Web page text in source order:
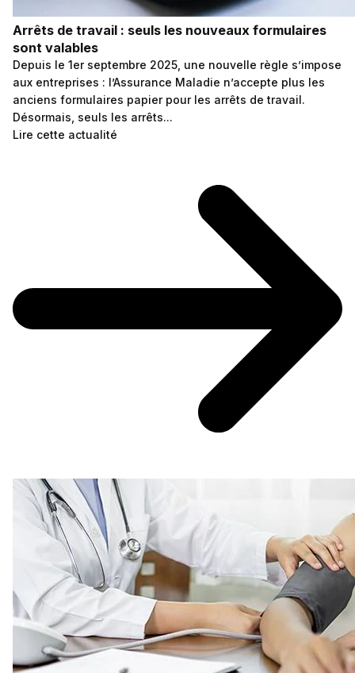
Arrêts de travail : seuls les nouveaux formulaires
sont valables
Depuis le 1er septembre 2025, une nouvelle règle s’impose
aux entreprises : l’Assurance Maladie n’accepte plus les
anciens formulaires papier pour les arrêts de travail.
Désormais, seuls les arrêts...
Lire cette actualité